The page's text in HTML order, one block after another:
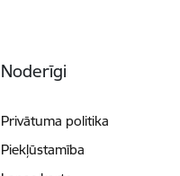
Noderīgi
Privātuma politika
Piekļūstamība